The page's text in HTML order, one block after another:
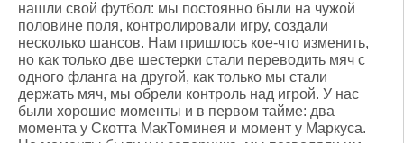
нашли свой футбол: мы постоянно были на чужой
половине поля, контролировали игру, создали
несколько шансов. Нам пришлось кое-что изменить,
но как только две шестерки стали переводить мяч с
одного фланга на другой, как только мы стали
держать мяч, мы обрели контроль над игрой. У нас
были хорошие моменты и в первом тайме: два
момента у Скотта МакТоминея и момент у Маркуса.